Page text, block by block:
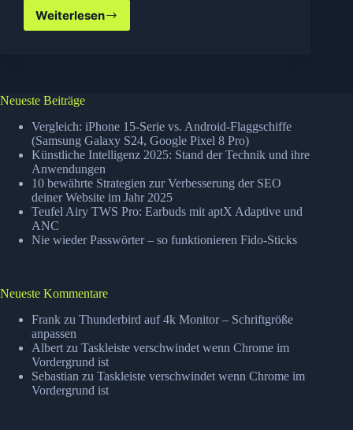
Weiterlesen
Security
–
gravierende
Sicherheitslücke
in
Prozessoren
Neueste Beiträge
Vergleich: iPhone 15-Serie vs. Android-Flaggschiffe
(Samsung Galaxy S24, Google Pixel 8 Pro)
Künstliche Intelligenz 2025: Stand der Technik und ihre
Anwendungen
10 bewährte Strategien zur Verbesserung der SEO
deiner Website im Jahr 2025
Teufel Airy TWS Pro: Earbuds mit aptX Adaptive und
ANC
Nie wieder Passwörter – so funktionieren Fido-Sticks
Neueste Kommentare
Frank zu Thunderbird auf 4k Monitor – Schriftgröße
anpassen
Albert zu Taskleiste verschwindet wenn Chrome im
Vordergrund ist
Sebastian zu Taskleiste verschwindet wenn Chrome im
Vordergrund ist